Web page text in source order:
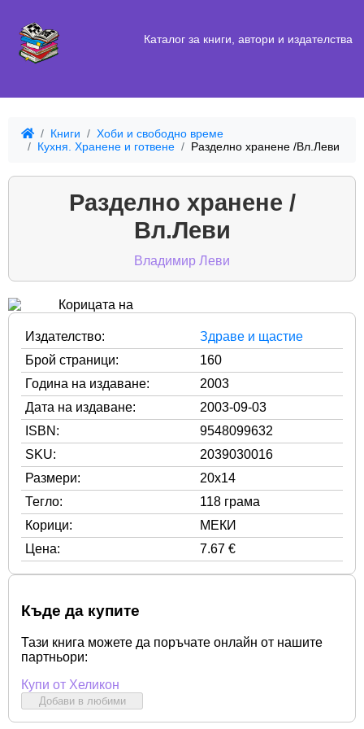
Каталог за книги, автори и издателства
Книги
Хоби и свободно време
Кухня. Хранене и готвене
Разделно хранене /Вл.Леви
Разделно хранене /
Вл.Леви
Владимир Леви
Издателство:
Здраве и щастие
Брой страници:
160
Година на издаване:
2003
Дата на издаване:
2003-09-03
ISBN:
9548099632
SKU:
2039030016
Размери:
20x14
Тегло:
118 грама
Корици:
МЕКИ
Цена:
7.67 €
Къде да купите
Тази книга можете да поръчате онлайн от нашите
партньори:
Купи от Хеликон
Добави в любими